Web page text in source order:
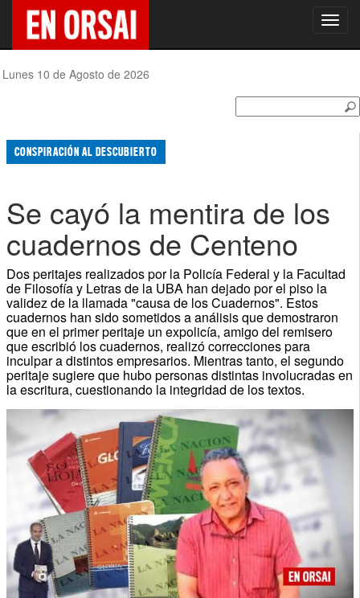
Lunes 10 de Agosto de 2026
CONSPIRACIÓN AL DESCUBIERTO
Se cayó la mentira de los
cuadernos de Centeno
Dos peritajes realizados por la Policía Federal y la Facultad
de Filosofía y Letras de la UBA han dejado por el piso la
validez de la llamada "causa de los Cuadernos". Estos
cuadernos han sido sometidos a análisis que demostraron
que en el primer peritaje un expolicía, amigo del remisero
que escribió los cuadernos, realizó correcciones para
inculpar a distintos empresarios. Mientras tanto, el segundo
peritaje sugiere que hubo personas distintas involucradas en
la escritura, cuestionando la integridad de los textos.